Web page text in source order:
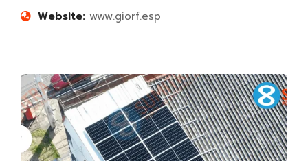
Website: www.giorf.esp